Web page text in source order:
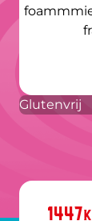
Glutenvrij
1447